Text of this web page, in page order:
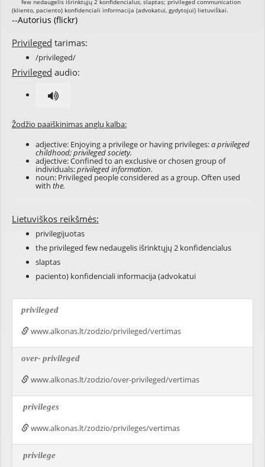
--Autorius (flickr)
Privileged tarimas:
/privileged/
Privileged audio:
Žodžio paaiškinimas anglų kalba:
adjective: Enjoying a privilege or having privileges:a privileged
childhood; privileged society.
adjective: Confined to an exclusive or chosen group of
individuals:privileged information.
noun: Privileged people considered as a group. Often used
with the.
Lietuviškos reikšmės:
privilegijuotas
the privileged few nedaugelis išrinktųjų 2 konfidencialus
slaptas
paciento) konfidenciali informacija (advokatui
privileged
www.alkonas.lt/zodzio/privileged/vertimas
over-privileged
www.alkonas.lt/zodzio/over-privileged/vertimas
privileges
www.alkonas.lt/zodzio/privileges/vertimas
privilege